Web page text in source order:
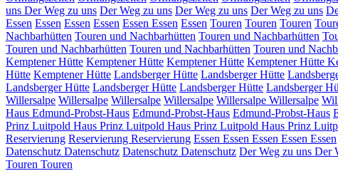
uns Der Weg zu uns Der Weg zu uns Der Weg zu uns Der Weg zu uns
Essen Essen Essen Essen Essen Essen Essen Touren Touren Touren
Nachbarhütten Touren und Nachbarhütten Touren und Nachbarhütten
Touren und Nachbarhütten Touren und Nachbarhütten Touren und
Kemptener Hütte Kemptener Hütte Kemptener Hütte Kemptener Hütte
Hütte Kemptener Hütte Landsberger Hütte Landsberger Hütte
Landsberger Hütte Landsberger Hütte Landsberger Hütte Landsberger
Willersalpe Willersalpe Willersalpe Willersalpe Willersalpe Willersalpe
Haus Edmund-Probst-Haus Edmund-Probst-Haus Edmund-Probst-Haus
Prinz Luitpold Haus Prinz Luitpold Haus Prinz Luitpold Haus Prinz
Reservierung Reservierung Reservierung Essen Essen Essen Essen Essen
Datenschutz Datenschutz Datenschutz Datenschutz Der Weg zu uns Der
Touren Touren